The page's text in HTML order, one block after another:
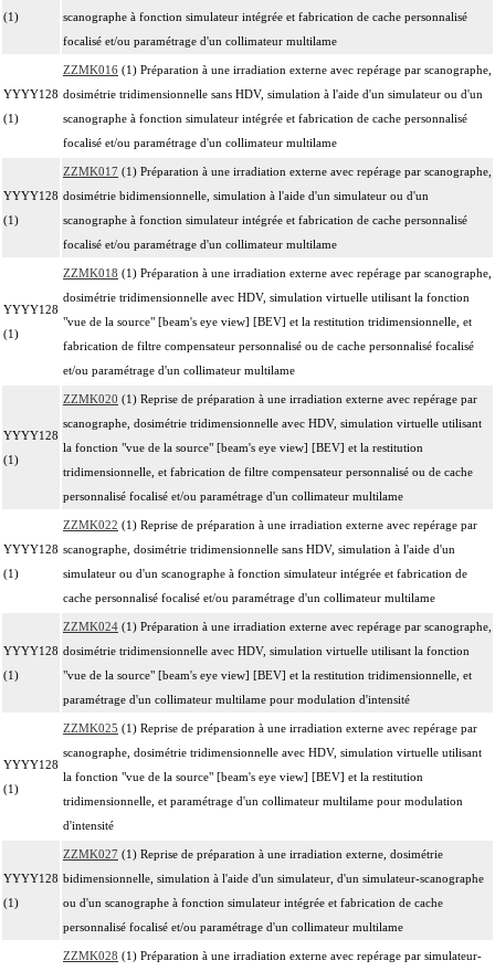
(1)
scanographe à fonction simulateur intégrée et fabrication de cache personnalisé
focalisé et/ou paramétrage d'un collimateur multilame
YYYY128
(1)
ZZMK016 (1) Préparation à une irradiation externe avec repérage par scanographe,
dosimétrie tridimensionnelle sans HDV, simulation à l'aide d'un simulateur ou d'un
scanographe à fonction simulateur intégrée et fabrication de cache personnalisé
focalisé et/ou paramétrage d'un collimateur multilame
YYYY128
(1)
ZZMK017 (1) Préparation à une irradiation externe avec repérage par scanographe,
dosimétrie bidimensionnelle, simulation à l'aide d'un simulateur ou d'un
scanographe à fonction simulateur intégrée et fabrication de cache personnalisé
focalisé et/ou paramétrage d'un collimateur multilame
YYYY128
(1)
ZZMK018 (1) Préparation à une irradiation externe avec repérage par scanographe,
dosimétrie tridimensionnelle avec HDV, simulation virtuelle utilisant la fonction
"vue de la source" [beam's eye view] [BEV] et la restitution tridimensionnelle, et
fabrication de filtre compensateur personnalisé ou de cache personnalisé focalisé
et/ou paramétrage d'un collimateur multilame
YYYY128
(1)
ZZMK020 (1) Reprise de préparation à une irradiation externe avec repérage par
scanographe, dosimétrie tridimensionnelle avec HDV, simulation virtuelle utilisant
la fonction "vue de la source" [beam's eye view] [BEV] et la restitution
tridimensionnelle, et fabrication de filtre compensateur personnalisé ou de cache
personnalisé focalisé et/ou paramétrage d'un collimateur multilame
YYYY128
(1)
ZZMK022 (1) Reprise de préparation à une irradiation externe avec repérage par
scanographe, dosimétrie tridimensionnelle sans HDV, simulation à l'aide d'un
simulateur ou d'un scanographe à fonction simulateur intégrée et fabrication de
cache personnalisé focalisé et/ou paramétrage d'un collimateur multilame
YYYY128
(1)
ZZMK024 (1) Préparation à une irradiation externe avec repérage par scanographe,
dosimétrie tridimensionnelle avec HDV, simulation virtuelle utilisant la fonction
"vue de la source" [beam's eye view] [BEV] et la restitution tridimensionnelle, et
paramétrage d'un collimateur multilame pour modulation d'intensité
YYYY128
(1)
ZZMK025 (1) Reprise de préparation à une irradiation externe avec repérage par
scanographe, dosimétrie tridimensionnelle avec HDV, simulation virtuelle utilisant
la fonction "vue de la source" [beam's eye view] [BEV] et la restitution
tridimensionnelle, et paramétrage d'un collimateur multilame pour modulation
d'intensité
YYYY128
(1)
ZZMK027 (1) Reprise de préparation à une irradiation externe, dosimétrie
bidimensionnelle, simulation à l'aide d'un simulateur, d'un simulateur-scanographe
ou d'un scanographe à fonction simulateur intégrée et fabrication de cache
personnalisé focalisé et/ou paramétrage d'un collimateur multilame
ZZMK028 (1) Préparation à une irradiation externe avec repérage par simulateur-